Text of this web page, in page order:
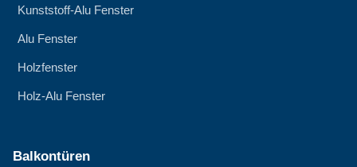
Kunststoff-Alu Fenster
Alu Fenster
Holzfenster
Holz-Alu Fenster
Balkontüren